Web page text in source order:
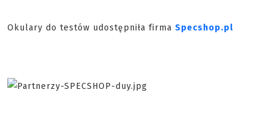
Okulary do testów udostępniła firma Specshop.pl